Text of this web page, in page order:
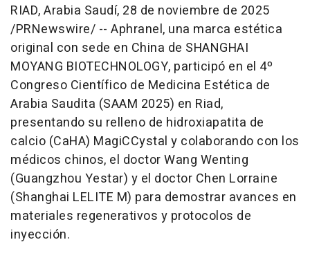
RIAD, Arabia Saudí, 28 de noviembre de 2025
/PRNewswire/ -- Aphranel, una marca estética
original con sede en China de SHANGHAI
MOYANG BIOTECHNOLOGY, participó en el 4º
Congreso Científico de Medicina Estética de
Arabia Saudita (SAAM 2025) en Riad,
presentando su relleno de hidroxiapatita de
calcio (CaHA) MagiCCystal y colaborando con los
médicos chinos, el doctorWang Wenting
(Guangzhou Yestar) y el doctor Chen Lorraine
(Shanghai LELITE M) para demostrar avances en
materiales regenerativos y protocolos de
inyección.